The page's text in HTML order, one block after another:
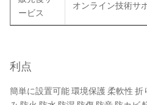
ービス
オンライン技術サ
利点
簡単に設置可能 環境保護 柔軟性